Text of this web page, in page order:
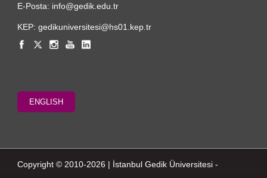
E-Posta: info@gedik.edu.tr
KEP: gedikuniversitesi@hs01.kep.tr
ENGLISH
Copyright © 2010-2026 | İstanbul Gedik Üniversitesi -